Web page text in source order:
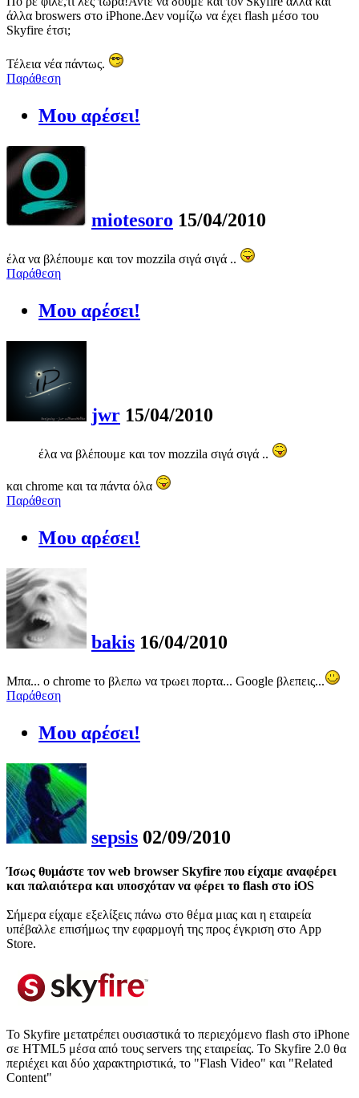
άλλα broswers στο iPhone.Δεν νομίζω να έχει flash μέσο του
Skyfire έτσι;
Τέλεια νέα πάντως.
Παράθεση
Μου αρέσει!
miotesoro 15/04/2010
έλα να βλέπουμε και τον mozzila σιγά σιγά ..
Παράθεση
Μου αρέσει!
jwr 15/04/2010
έλα να βλέπουμε και τον mozzila σιγά σιγά ..
και chrome και τα πάντα όλα
Παράθεση
Μου αρέσει!
bakis 16/04/2010
Μπα... ο chrome το βλεπω να τρωει πορτα... Google βλεπεις...
Παράθεση
Μου αρέσει!
sepsis 02/09/2010
Ίσως θυμάστε τον web browser Skyfire που είχαμε αναφέρει
και παλαιότερα και υποσχόταν να φέρει το flash στο iOS
Σήμερα είχαμε εξελίξεις πάνω στο θέμα μιας και η εταιρεία
υπέβαλλε επισήμως την εφαρμογή της προς έγκριση στο App
Store.
To Skyfire μετατρέπει ουσιαστικά το περιεχόμενο flash στο iPhone
σε HTML5 μέσα από τους servers της εταιρείας. Το Skyfire 2.0 θα
περιέχει και δύο χαρακτηριστικά, το "Flash Video" και "Related
Content"